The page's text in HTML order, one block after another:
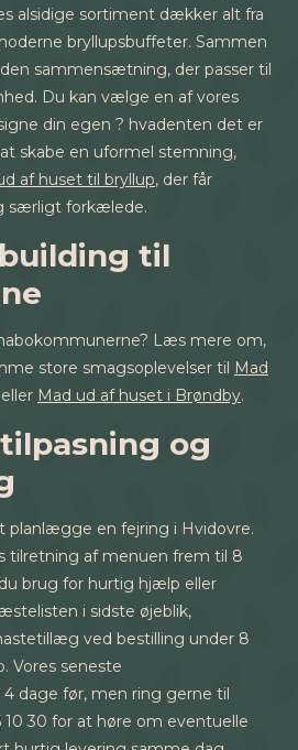
alsidige sortiment dækker alt fra
bryllupsbuffeter. Sammen
sammensætning, der passer til
Du kan vælge en af vores
din egen ? hvadenten det er
skabe en uformel stemning,
af huset til bryllup, der får
særligt forkælede.
til
Læs mere om,
store smagsoplevelser til Mad
eller Mad ud af huset i Brøndby.
og
planlægge en fejring i Hvidovre.
tilretning af menuen frem til 8
brug for hurtig hjælp eller
i sidste øjeblik,
ved bestilling under 8
Vores seneste
dage før, men ring gerne til
10 30 for at høre om eventuelle